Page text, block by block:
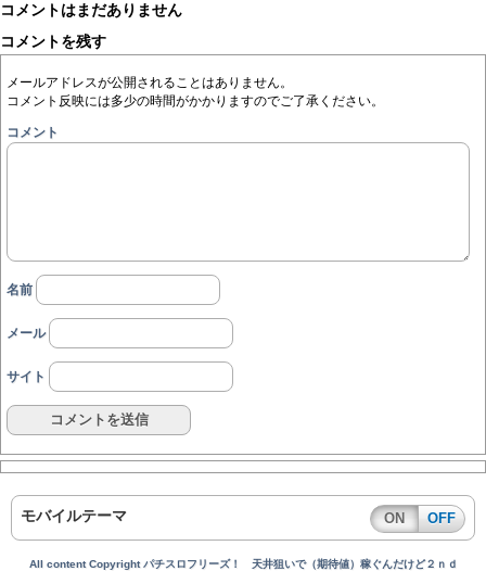
コメントはまだありません
コメントを残す
メールアドレスが公開されることはありません。
コメント反映には多少の時間がかかりますのでご了承ください。
コメント
名前
メール
サイト
モバイルテーマ ON OFF
All content Copyright パチスロフリーズ！ 天井狙いで（期待値）稼ぐんだけど２ｎｄ